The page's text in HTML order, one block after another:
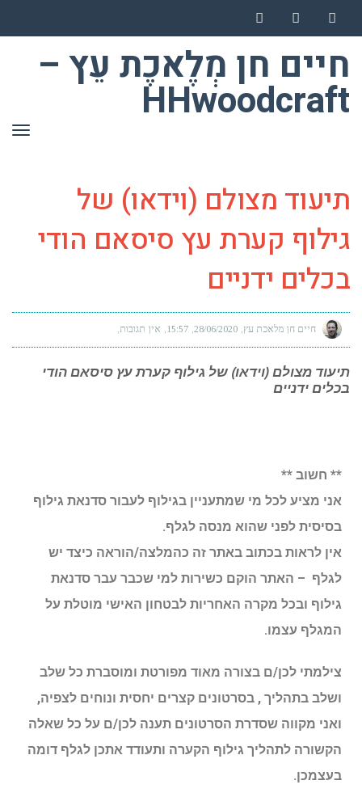
Facebook
YouTube
Instagram
חיים חן מְלֶאכֶת עֵץ –
HHwoodcraft
תיעוד מצולם (וידאו) של
גילוף קערת עץ סיסאם הודי
בכלים ידניים
חיים חן מלאכת עץ 28/06/2020
15:57 אין תגובות
תיעוד מצולם (וידאו) של גילוף קערת עץ סיסאם הודי
בכלים ידניים
** חשוב **
אני מציע לכל מי שמתעניין בגילוף לעבור סדנאת גילוף
בסיסית לפני שהוא מנסה לגלף.
אין לראות בכתוב באתר זה כהמלצה/הוראה כיצד יש
לגלף – האתר הוקם כשירות למי שכבר עבר סדנאת
גילוף ובכל מקרה האחריות לבטחון האישי מוטלת על
המגלף עצמו.
צילמתי לכן/ם בצורה מאוד מפורטת ומוסברת כל שלב
ושלב בתהליך , בסרטונים קצרים יחסית ונוחים לצפיה,
ואני מקווה שסדרת הסרטונים תענה לכן/ם על כל שאלה
הקשורה לתהליך גילוף הקערה ותעודד אתכן לגלף דומה
בעצמכן.